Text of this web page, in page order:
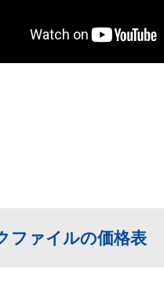
ファイルの価格表